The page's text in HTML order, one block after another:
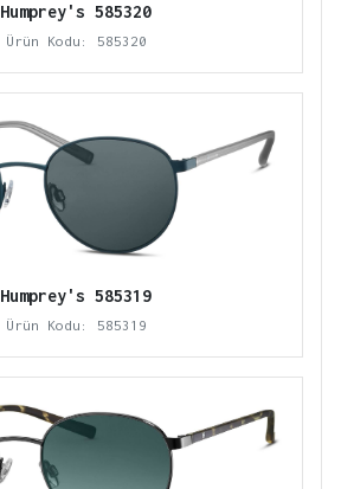
Humprey's 585320
Ürün Kodu: 585320
Humprey's 585319
Ürün Kodu: 585319